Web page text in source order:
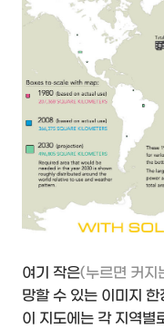
여기 작은(누르면 커지
망할 수 있는 이미지 한
이 지도에는 각 지역별